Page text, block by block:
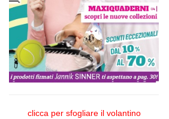
clicca per sfogliare il volantino